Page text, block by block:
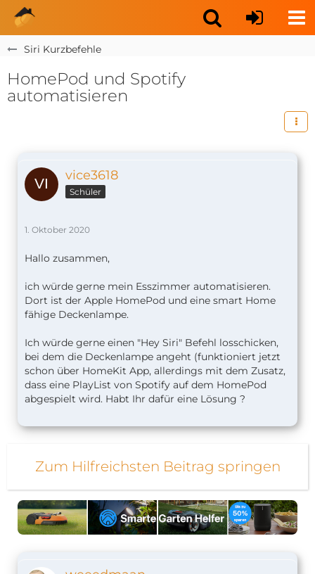
Siri Kurzbefehle
HomePod und Spotify
automatisieren
vice3618
Schüler
1. Oktober 2020
Hallo zusammen,
ich würde gerne mein Esszimmer automatisieren.
Dort ist der Apple HomePod und eine smart Home
fähige Deckenlampe.
Ich würde gerne einen "Hey Siri" Befehl losschicken,
bei dem die Deckenlampe angeht (funktioniert jetzt
schon über HomeKit App, allerdings mit dem Zusatz,
dass eine PlayList von Spotify auf dem HomePod
abgespielt wird. Habt Ihr dafür eine Lösung ?
Zum Hilfreichsten Beitrag springen